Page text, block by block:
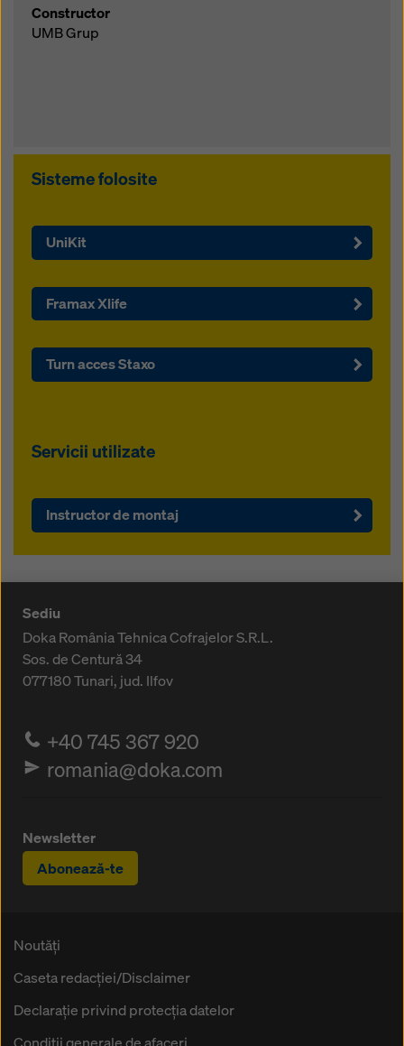
Constructor
UMB Grup
Sisteme folosite
UniKit
Framax Xlife
Turn acces Staxo
Servicii utilizate
Instructor de montaj
Sediu
Doka România Tehnica Cofrajelor S.R.L.
Sos. de Centură 34
077180Tunari, jud. Ilfov
+40 745 367 920
romania@doka.com
Newsletter
Abonează-te
Noutăți
Caseta redacţiei/Disclaimer
Declaraţie privind protecţia datelor